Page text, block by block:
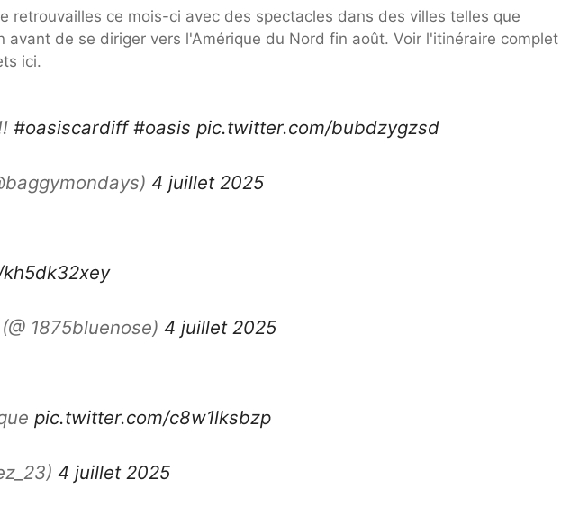
retrouvailles ce mois-ci avec des spectacles dans des villes telles que
avant de se diriger vers l'Amérique du Nord fin août. Voir l'itinéraire complet
ici.
#oasiscardiff #oasis pic.twitter.com/bubdzygzsd
4 juillet 2025
1875bluenose) 4 juillet 2025
pic.twitter.com/c8w1lksbzp
4 juillet 2025